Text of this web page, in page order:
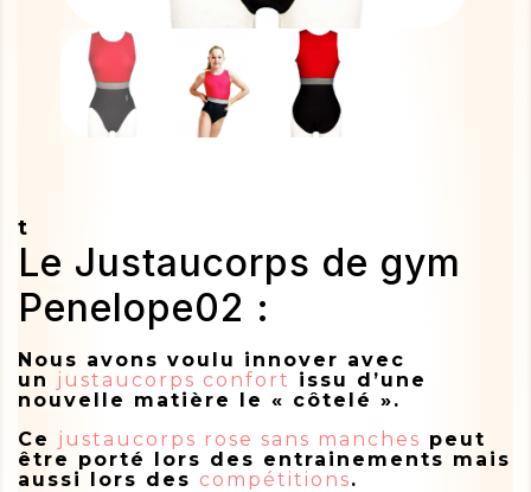
t
Le Justaucorps de gym
Penelope02 :
Nous avons voulu innover avec
un
justaucorps confort issu d’une
nouvelle matière le « côtelé ».
Ce
justaucorps rose sans manches peut
être porté lors des entrainements mais
aussi lors des compétitions.